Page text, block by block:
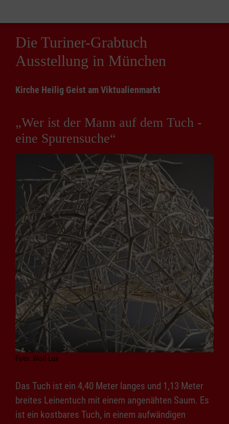
Die Turiner-Grabtuch
Ausstellung in München
Kirche Heilig Geist am Viktualienmarkt
„Wer ist der Mann auf dem Tuch -
eine Spurensuche“
Foto: Wolf Lux
Das Tuch ist ein 4,40 Meter langes und 1,13 Meter
breites Leinentuch mit einem angenähten Saum. Es
ist ein kostbares Tuch, in einem aufwändigen